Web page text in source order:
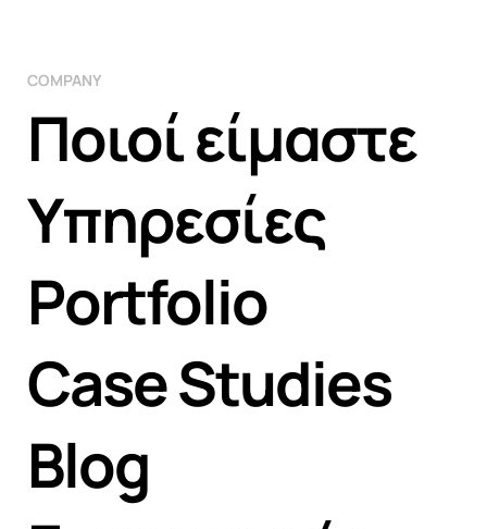
COMPANY
Ποιοί είμαστε
Υπηρεσίες
Portfolio
Case Studies
Blog